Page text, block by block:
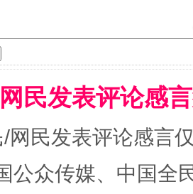
民发表评论感
网民发表评论感言
公众传媒、中国全